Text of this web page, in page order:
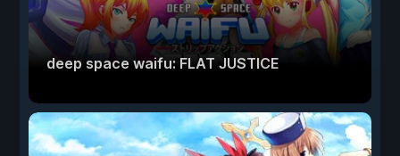
deep space waifu: FLAT JUSTICE